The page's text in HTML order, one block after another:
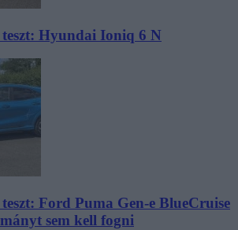
Hyundai Ioniq 6 N
Ford Puma Gen-e BlueCruise
sem kell fogni